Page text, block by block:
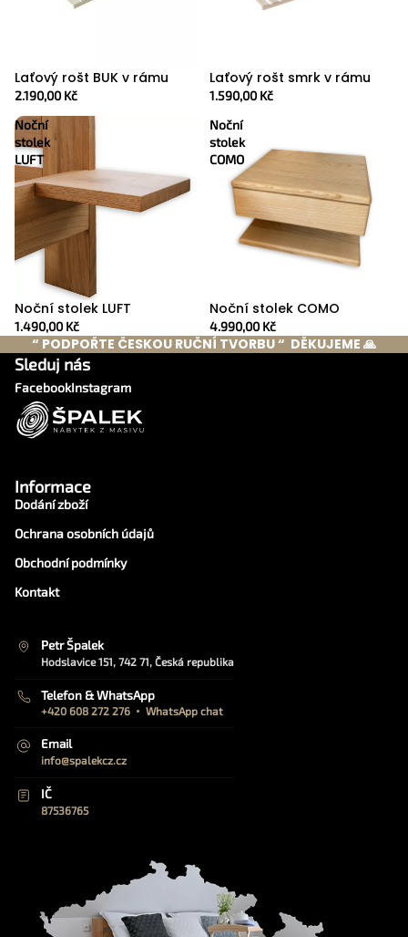
Laťový rošt BUK v rámu
2.190,00 Kč
Laťový rošt smrk v rámu
1.590,00 Kč
Noční
stolek
LUFT
Noční stolek LUFT
1.490,00 Kč
Noční
stolek
COMO
Noční stolek COMO
4.990,00 Kč
“ PODPOŘTE ČESKOU RUČNÍ TVORBU “ DĚKUJEME 🙏
Sleduj nás
FacebookInstagram
Informace
Dodání zboží
Ochrana osobních údajů
Obchodní podmínky
Kontakt
Petr Špalek
Hodslavice 151, 742 71, Česká republika
Telefon & WhatsApp
+420 608 272 276 • WhatsApp chat
Email
info@spalekcz.cz
IČ
87536765